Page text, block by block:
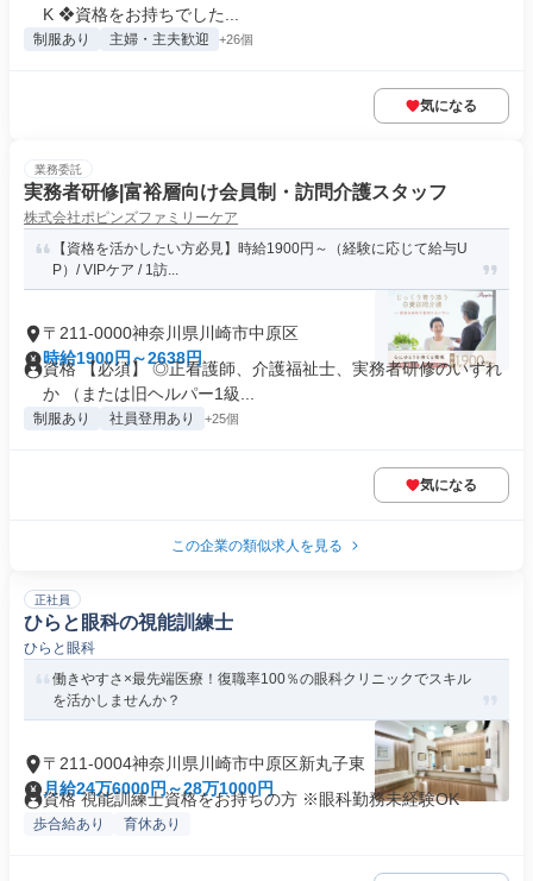
K ❖資格をお持ちでした...
制服あり 主婦・主夫歓迎 +26個
気になる
業務委託
実務者研修|富裕層向け会員制・訪問介護スタッフ
株式会社ポピンズファミリーケア
【資格を活かしたい方必見】時給1900円～（経験に応じて給与U
P）/ VIPケア / 1訪...
〒211-0000神奈川県川崎市中原区
時給1900円～2638円
資格 【必須】 ◎正看護師、介護福祉士、実務者研修のいずれ
か （または旧ヘルパー1級...
制服あり 社員登用あり +25個
気になる
この企業の類似求人を見る
正社員
ひらと眼科の視能訓練士
ひらと眼科
働きやすさ×最先端医療！復職率100％の眼科クリニックでスキル
を活かしませんか？
〒211-0004神奈川県川崎市中原区新丸子東
月給24万6000円～28万1000円
資格 視能訓練士資格をお持ちの方 ※眼科勤務未経験OK
歩合給あり 育休あり